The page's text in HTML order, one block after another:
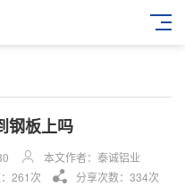
钢板上吗
本文作者：泰诚铝业
261次 分享次数：334次